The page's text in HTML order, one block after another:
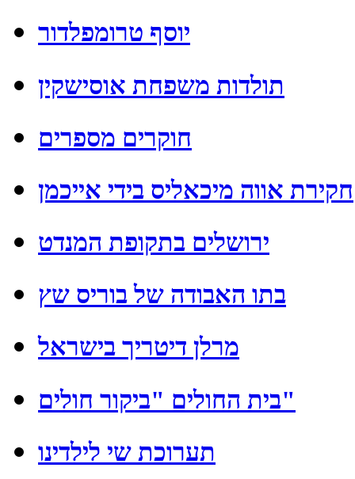
יוסף טרומפלדור
תולדות משפחת אוסישקין
חוקרים מספרים
חקירת אווה מיכאליס בידי אייכמן
ירושלים בתקופת המנדט
בתו האבודה של בוריס שץ
מרלן דיטריך בישראל
בית החולים "ביקור חולים"
תערוכת שי לילדינו